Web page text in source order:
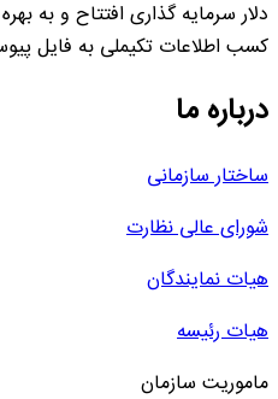
دلار سرمایه گذاری افتتاح و به
کسب اطلاعات تکیملی به فایل
درباره ما
ساختار سازمانی
شورای عالی نظارت
هیات نمایندگان
هیات رئیسه
ماموریت سازمان